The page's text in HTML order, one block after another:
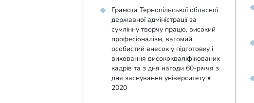
Грамота Тернопільської обласної
державної адміністрації за
сумлінну творчу працю, високий
професіоналізм, вагомий
особистий внесок у підготовку і
виховання висококваліфікованих
кадрів та з дня нагоди 60-річчя з
дня заснування університету •
2020